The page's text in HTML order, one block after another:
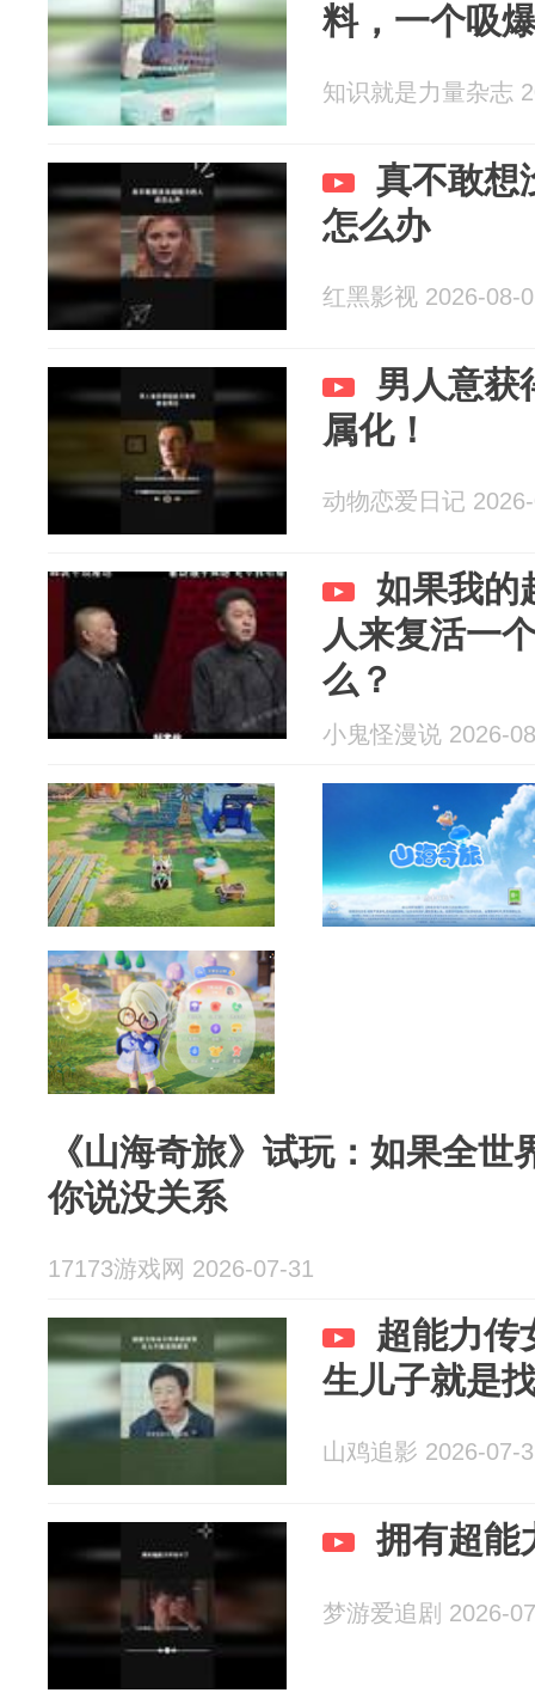
料，一个吸
知识就是力量杂志
真不敢想
怎么办
红黑影视 2026-08-
男人意获
属化！
动物恋爱日记
如果我的
人来复活一
么？
小鬼怪漫说 2026-
《山海奇旅》试玩：如果全
你说没关系
17173游戏网 2026-07-31
超能力传
生儿子就是
山鸡追影 2026-07-
拥有超能
梦游爱追剧 2026-